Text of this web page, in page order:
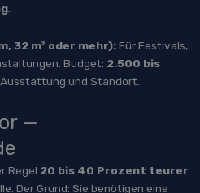
32 m² oder mehr):Für Festivals,
Budget: 2.500 bis
Ausstattung und Standort.
—
Regel 20 bis 40 Prozent teurer
Der Grund: Sie benötigen eine